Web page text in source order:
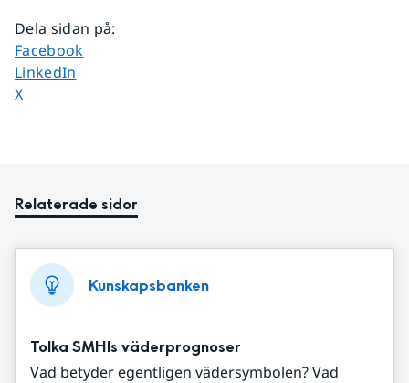
Dela sidan på:
Dela sidan på
Facebook
Dela sidan på
LinkedIn
Dela sidan på
X
Relaterade sidor
Kunskapsbanken
Tolka SMHIs väderprognoser
Vad betyder egentligen vädersymbolen? Vad